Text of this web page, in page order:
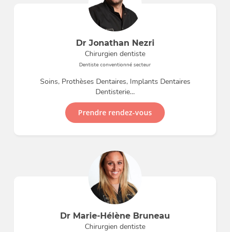
Dr Jonathan Nezri
Chirurgien dentiste
Dentiste conventionné secteur
Soins, Prothèses Dentaires, Implants Dentaires
Dentisterie…
Prendre rendez-vous
Dr Marie-Hélène Bruneau
Chirurgien dentiste